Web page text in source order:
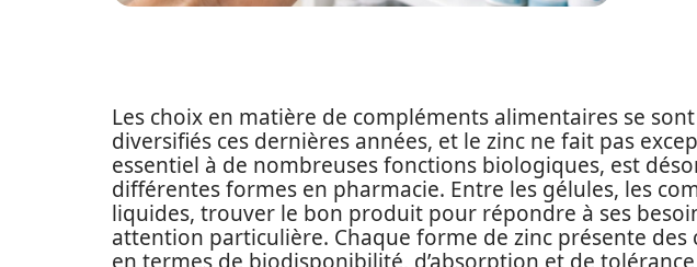
Les choix en matière de compléments alimentaires se
diversifiés ces dernières années, et le zinc ne fait pas
essentiel à de nombreuses fonctions biologiques, est
différentes formes en pharmacie. Entre les gélules, les
liquides, trouver le bon produit pour répondre à ses
attention particulière. Chaque forme de zinc présente